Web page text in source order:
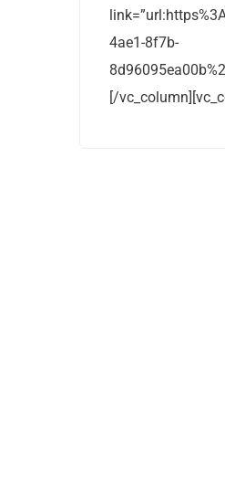
4ae1-8f7b-
[/